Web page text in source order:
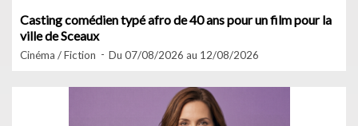
Casting comédien typé afro de 40 ans pour un film pour la
ville de Sceaux
Cinéma / Fiction Du 07/08/2026 au 12/08/2026